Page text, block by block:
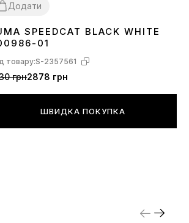
Додати
373839 40414243 4445
SPEEDCAT BLACK WHITE
01
товару:S-2357561
грн2878 грн
ШВИДКА ПОКУПКА